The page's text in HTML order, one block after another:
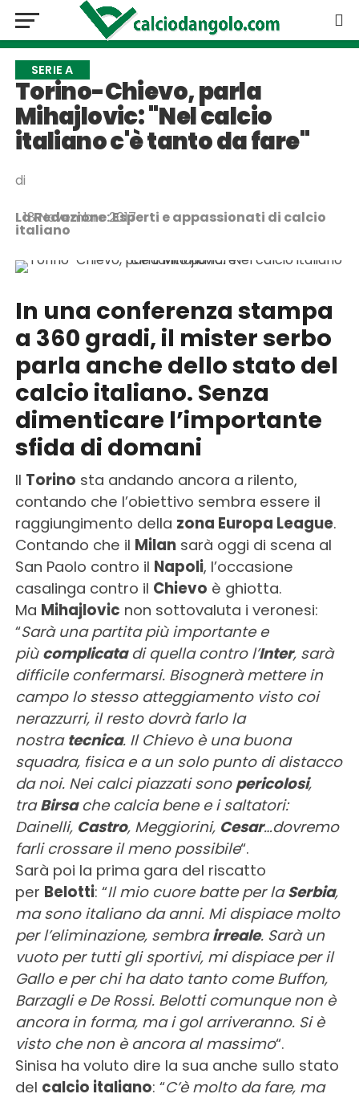
SERIE A
Torino-Chievo, parla
Mihajlovic: "Nel calcio
italiano c'è tanto da fare"
di
La Redazione: Esperti e appassionati di calcio
italiano
18 Novembre 2017
In una conferenza stampa
a 360 gradi, il mister serbo
parla anche dello stato del
calcio italiano. Senza
dimenticare l’importante
sfida di domani
Il Torino sta andando ancora a rilento,
contando che l’obiettivo sembra essere il
raggiungimento della zona Europa League.
Contando che il Milansarà oggi di scena al
San Paolo contro il Napoli, l’occasione
casalinga contro il Chievo è ghiotta.
Ma Mihajlovic non sottovaluta i veronesi:
“Sarà una partita più importante e
più complicatadi quella contro l’Inter, sarà
difficile confermarsi. Bisognerà mettere in
campo lo stesso atteggiamento visto coi
nerazzurri, il resto dovrà farlo la
nostra tecnica. Il Chievo è una buona
squadra, fisica e a un solo punto di distacco
da noi. Nei calci piazzati sono pericolosi,
traBirsache calcia bene e i saltatori:
Dainelli, Castro, Meggiorini, Cesar…dovremo
farli crossare il meno possibile“.
Sarà poi la prima gara del riscatto
per Belotti: “Il mio cuore batte per laSerbia,
ma sono italiano da anni. Mi dispiace molto
per l’eliminazione, sembrairreale. Sarà un
vuoto per tutti gli sportivi, mi dispiace per il
Gallo e per chi ha dato tanto come Buffon,
Barzagli e De Rossi. Belotti comunque non è
ancora in forma, ma i gol arriveranno. Si è
visto che non è ancora al massimo“.
Sinisa ha voluto dire la sua anche sullo stato
del calcio italiano: “C’è molto da fare, ma